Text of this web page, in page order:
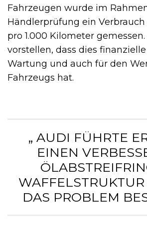
Fahrzeugen wurde im
Händlerprüfung ein Verbrauch
pro 1.000 Kilometer
vorstellen, dass dies
Wartung und auch für den
Fahrzeugs hat.
„ AUDI FÜHRTE
EINEN
DAS PROBLEM